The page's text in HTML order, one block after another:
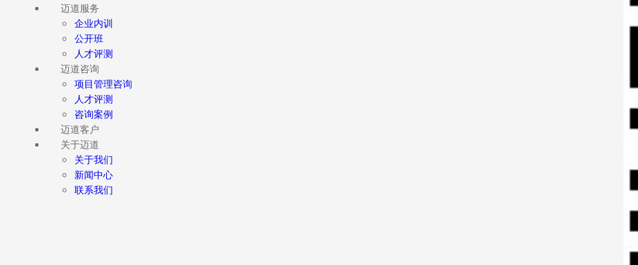
迈道服务
企业内训
公开班
人才评测
迈道咨询
项目管理咨询
人才评测
咨询案例
迈道客户
关于迈道
关于我们
新闻中心
联系我们